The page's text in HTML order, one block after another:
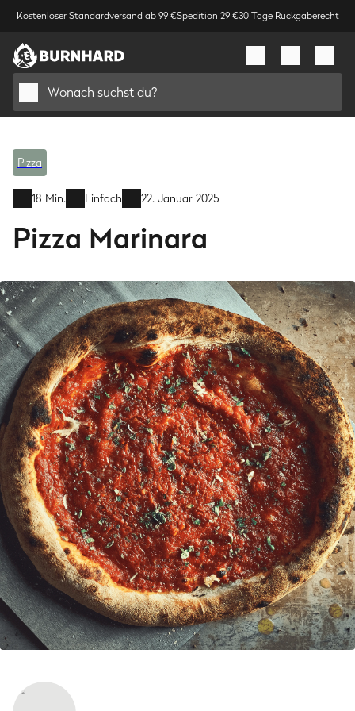
Kostenloser Standardversand ab 99 €Spedition 29 €30 Tage Rückgaberecht
Wonach suchst du?
Pizza
18 Min. Einfach 22. Januar 2025
Pizza Marinara